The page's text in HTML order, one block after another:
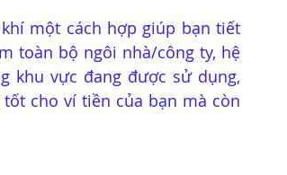
một cách hợp giúp bạn tiết
toàn bộ ngôi nhà/công ty, hệ
khu vực đang được sử dụng,
cho ví tiền của bạn mà còn